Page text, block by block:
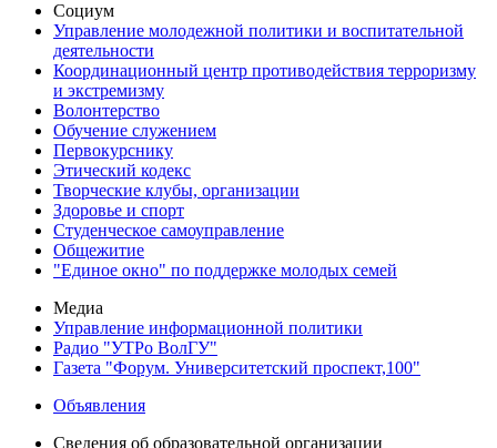
Социум
Управление молодежной политики и воспитательной
деятельности
Координационный центр противодействия терроризму
и экстремизму
Волонтерство
Обучение служением
Первокурснику
Этический кодекс
Творческие клубы, организации
Здоровье и спорт
Студенческое самоуправление
Общежитие
"Единое окно" по поддержке молодых семей
Медиа
Управление информационной политики
Радио "УТРо ВолГУ"
Газета "Форум. Университетский проспект,100"
Объявления
Сведения об образовательной организации